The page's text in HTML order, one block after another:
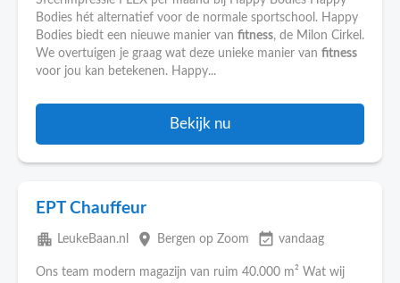
Bodies hét alternatief voor de normale sportschool. Happy
Bodies biedt een nieuwe manier van fitness, de Milon Cirkel.
We overtuigen je graag wat deze unieke manier van fitness
voor jou kan betekenen. Happy...
Bekijk nu
EPT Chauffeur
apartment LeukeBaan.nl place Bergen op Zoom event_available vandaag
Ons team modern magazijn van ruim 40.000 m² Wat wij